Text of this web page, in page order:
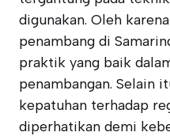
digunakan. Oleh
penambang di
praktik yang baik
penambangan. Selain
kepatuhan terhadap
diperhatikan demi